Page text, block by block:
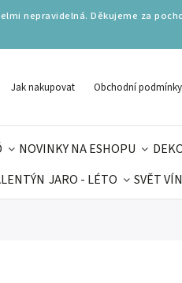
nepravidelná. Děkujeme za
Jak nakupovat Obchodní podmínky
NOVINKY NA ESHOPU
JARO - LÉTO SVĚT